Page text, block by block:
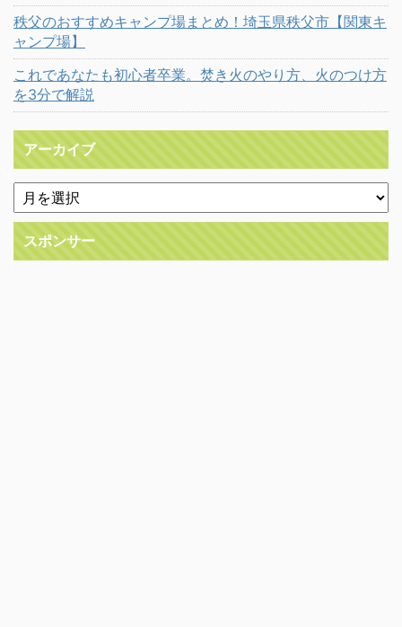
秩父のおすすめキャンプ場まとめ！埼玉県秩父市【関東キ
ャンプ場】
これであなたも初心者卒業。焚き火のやり方、火のつけ方
を3分で解説
アーカイブ
スポンサー